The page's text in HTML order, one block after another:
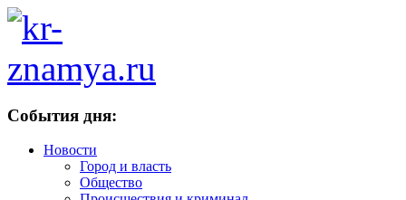
События дня:
Новости
Город и власть
Общество